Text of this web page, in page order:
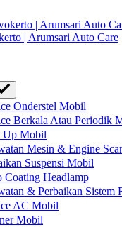
| Arumsari Auto Care
Onderstel Mobil
Berkala Atau Periodik
Up Mobil
Mesin & Engine
Suspensi Mobil
Coating Headlamp
& Perbaikan Sistem
AC Mobil
Mobil